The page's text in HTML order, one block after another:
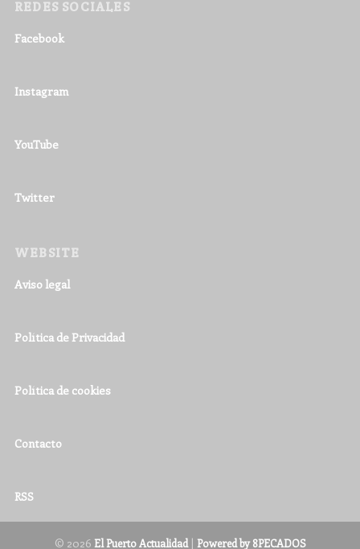
REDES SOCIALES
Facebook
Instagram
YouTube
Twitter
WEBSITE
Aviso legal
Política de Privacidad
Política de cookies
Contacto
RSS
© 2026 El Puerto Actualidad| Powered by 8PECADOS